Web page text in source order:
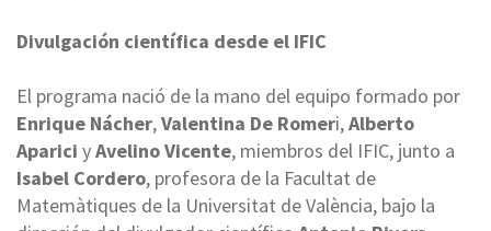
Divulgación científica desde el IFIC
El programa nació de la mano del equipo formado por
Enrique Nácher,Valentina De Romeri,Alberto
Aparici yAvelino Vicente, miembros del IFIC, junto a
Isabel Cordero, profesora de la Facultat de
Matemàtiques de la Universitat de València, bajo la